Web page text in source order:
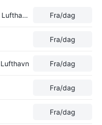
Bilutleie Los Angeles Internasjonal Lufthavn Fra/dag
Fra/dag
Fra/dag
Fra/dag
Fra/dag